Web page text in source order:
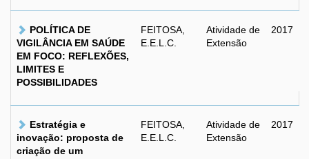
POLÍTICA DE
VIGILÂNCIA EM SAÚDE
EM FOCO: REFLEXÕES,
LIMITES E
POSSIBILIDADES
FEITOSA,
E.E.L.C.
Atividade de
Extensão
2017
Estratégia e
inovação: proposta de
criação de um
FEITOSA,
E.E.L.C.
Atividade de
Extensão
2017